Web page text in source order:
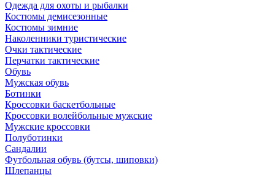
Одежда для охоты и рыбалки
Костюмы демисезонные
Костюмы зимние
Наколенники туристические
Очки тактические
Перчатки тактические
Обувь
Мужская обувь
Ботинки
Кроссовки баскетбольные
Кроссовки волейбольные мужские
Мужские кроссовки
Полуботинки
Сандалии
Футбольная обувь (бутсы, шиповки)
Шлепанцы